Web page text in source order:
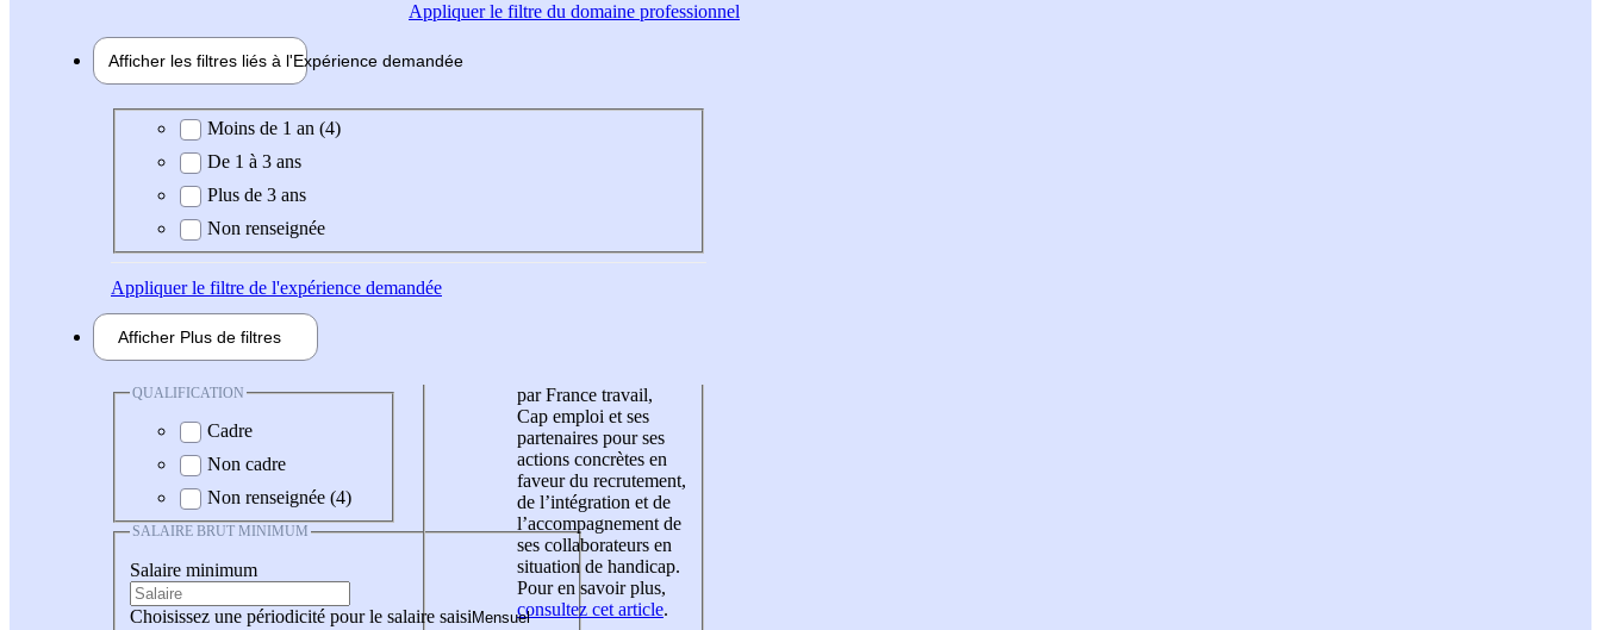
Appliquerle filtre du domaine professionnel
Afficher les filtres liés à l'Expérience demandée
Expérience demandée
Moins de 1 an (4)
De 1 à 3 ans
Plus de 3 ans
Non renseignée
Appliquerle filtre de l'expérience demandée
Afficher Plus de filtres
QUALIFICATION
Cadre
Non cadre
Non renseignée (4)
SALAIRE BRUT MINIMUM
Salaire minimum
Choisissez une périodicité pour le salaire saisi
par France travail,
Cap emploi et ses
partenaires pour ses
actions concrètes en
faveur du recrutement,
de l’intégration et de
l’accompagnement de
ses collaborateurs en
situation de handicap.
Pour en savoir plus,
consultez cet article.